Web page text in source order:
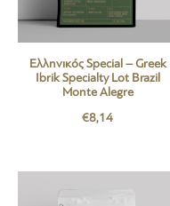
Ελληνικός Special – Greek
Ibrik Specialty Lot Brazil
Monte Alegre
€8,14